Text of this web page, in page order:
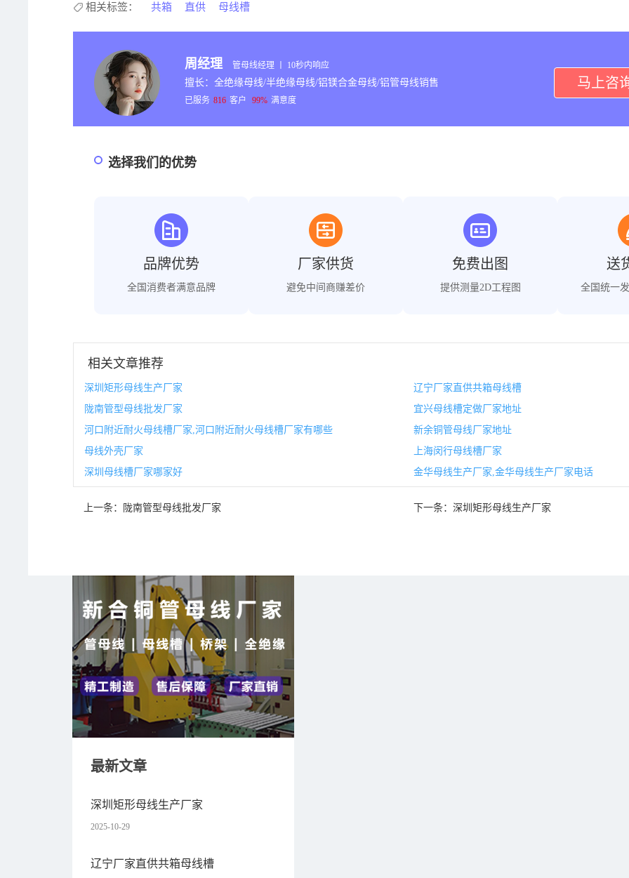
相关标签： 共箱 直供 母线槽
周经理 管母线经理 丨 10秒内响应
擅长：全绝缘母线/半绝缘母线/铝镁合金母线/铝管母线销售
已服务 816 客户 99% 满意度
马上咨
选择我们的优势
品牌优势
全国消费者满意品牌
厂家供货
避免中间商赚差价
免费出图
提供测量2D工程图
送
全国统一
相关文章推荐
深圳矩形母线生产厂家
辽宁厂家直供共箱母线槽
陇南管型母线批发厂家
宜兴母线槽定做厂家地址
河口附近耐火母线槽厂家,河口附近耐火母线槽厂家有哪些
新余铜管母线厂家地址
母线外壳厂家
上海闵行母线槽厂家
深圳母线槽厂家哪家好
金华母线生产厂家,金华母线生产厂家电话
上一条： 陇南管型母线批发厂家 下一条：深圳矩形母线生产厂家
最新文章
深圳矩形母线生产厂家
2025-10-29
辽宁厂家直供共箱母线槽